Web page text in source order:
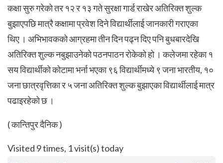
कक्षा सुरु गरेको तर १२ र १३ गते सुरक्षा गार्ड राखेर अतिरिक्त शुल्क
बुझाएपछि मात्रै कक्षामा प्रवेश दिने विद्यार्थीलाई जानकारी गराएका
थिए । अभिभावकको आग्रहमा तीन दिन पढ्न दिए पनि बुधबारदेखि
अतिरिक्त शुल्क नबुझाउनेको पठनपाठन रोकेको हो । कलेजमा रहेका १
सय विद्यार्थीको कोटामा भर्ना भएका ९६ विद्यार्थीमध्ये ९ जना भारतीय, १०
जना छात्रवृत्तिका र ५ जना अतिरिक्त शुल्क बुझाएका विद्यार्थीलाई मात्र
पढाइरहेको छ ।
( कान्तिपुर दैनिक )
Visited 9 times, 1 visit(s) today